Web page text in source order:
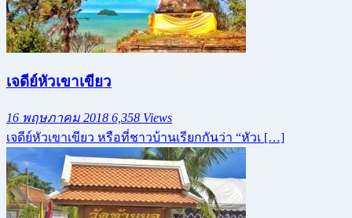
เจดีย์หัวเขาเขียว
16 พฤษภาคม 2018 6,358 Views
เจดีย์หัวเขาเขียว หรือที่ชาวบ้านเรียกกันว่า “หัวเ […]